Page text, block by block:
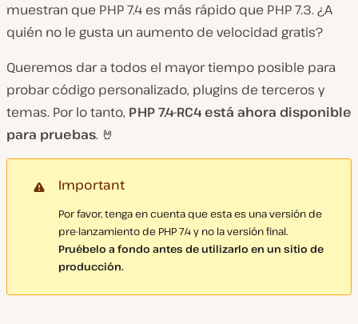
muestran que PHP 7.4 es más rápido que PHP 7.3. ¿A
quién no le gusta un aumento de velocidad gratis?
Queremos dar a todos el mayor tiempo posible para
probar código personalizado, plugins de terceros y
temas. Por lo tanto, PHP 7.4-RC4 está ahora disponible
para pruebas. 🤘
Important
Por favor, tenga en cuenta que esta es una versión de
pre-lanzamiento de PHP 7.4 y no la versión final.
Pruébelo a fondo antes de utilizarlo en un sitio de
producción.